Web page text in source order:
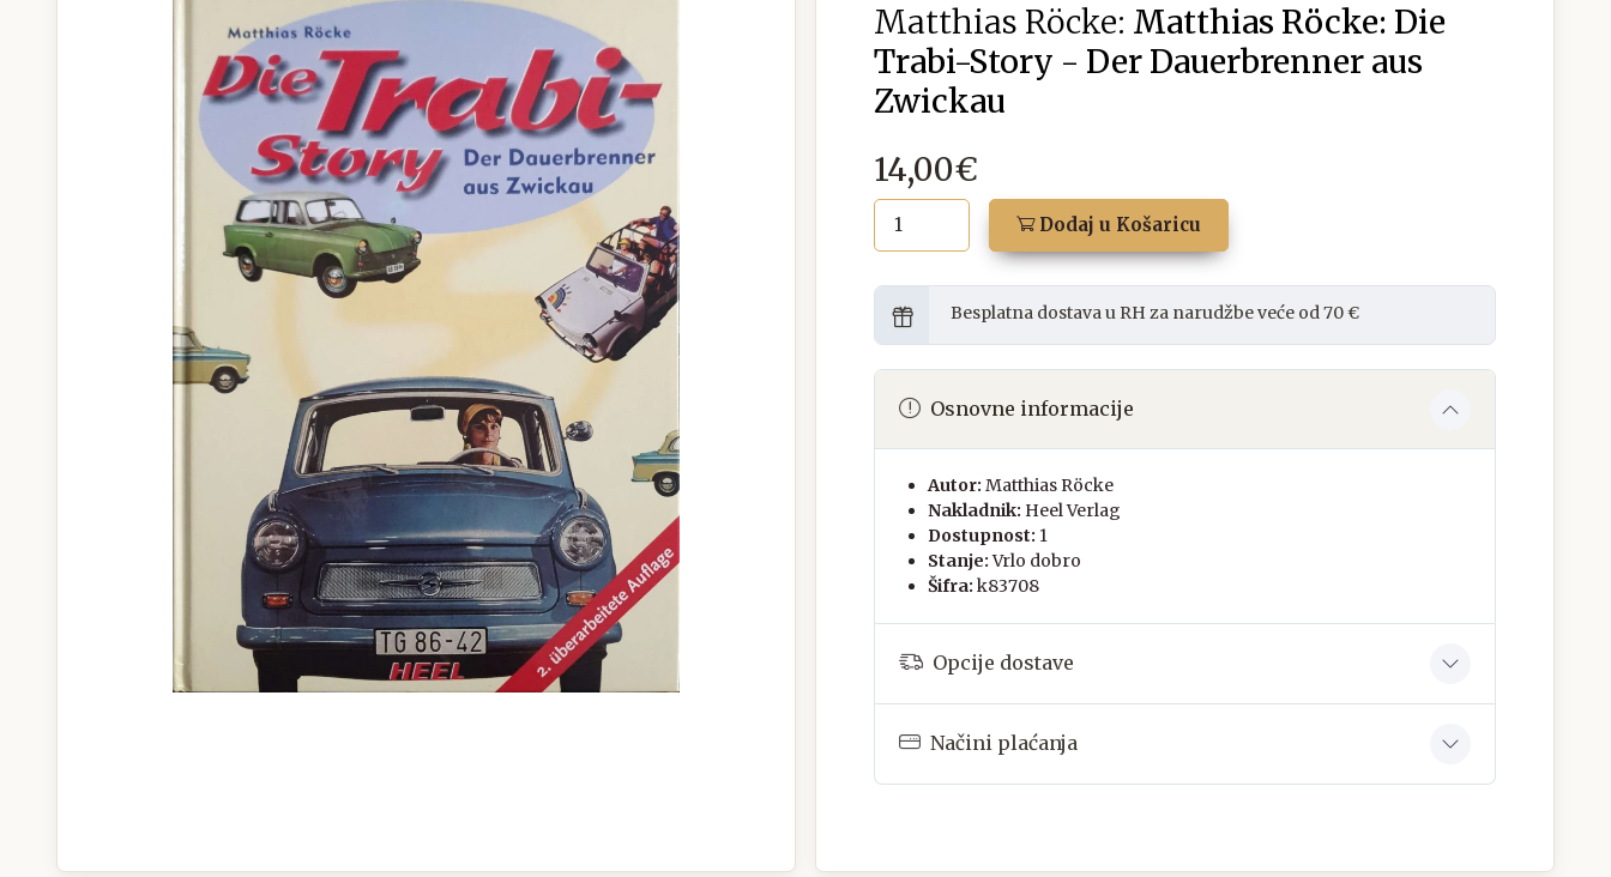
Matthias Röcke: Matthias Röcke: Die
Trabi-Story - Der Dauerbrenner aus
Zwickau
14,00€
Dodaj u Košaricu
Besplatna dostava u RH za narudžbe veće od 70 €
Osnovne informacije
Autor: Matthias Röcke
Nakladnik: Heel Verlag
Dostupnost: 1
Stanje:Vrlo dobro
Šifra: k83708
Opcije dostave
Načini plaćanja